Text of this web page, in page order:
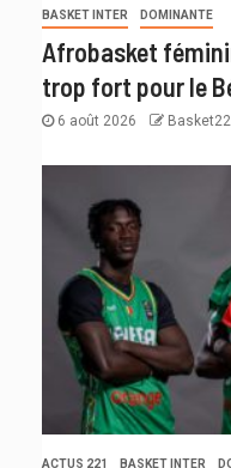
BASKET INTER DOMINANTE
Afrobasket
trop fort pour le
6 août 2026
ACTUS 221 BASKET INTER